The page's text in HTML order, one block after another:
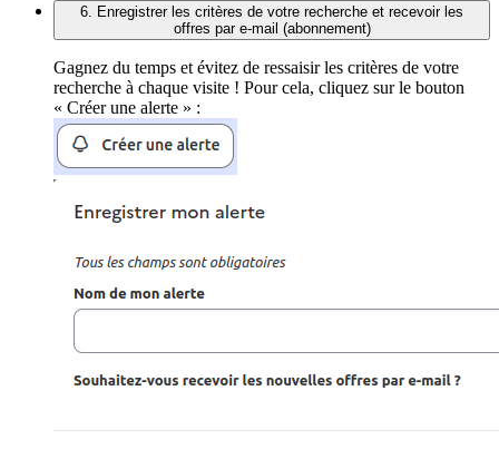
6. Enregistrer les critères de votre recherche et recevoir les
offres par e-mail (abonnement)
Gagnez du temps et évitez de ressaisir les critères de votre
recherche à chaque visite ! Pour cela, cliquez sur le bouton
« Créer une alerte » :